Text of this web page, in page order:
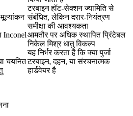
टरबाइन हॉट-सेक्शन ज्यामिति से
संबंधित, लेकिन दरार-नियंत्रण
समीक्षा की आवश्यकता
Inconelआमतौर पर अधिक स्थापित प्रिंटेबल
निकेल मिश्र धातु विकल्प
चयनित
यह निर्भर करता है कि क्या पुर्जा
टरबाइन, दहन, या संरचनात्मक
हार्डवेयर है